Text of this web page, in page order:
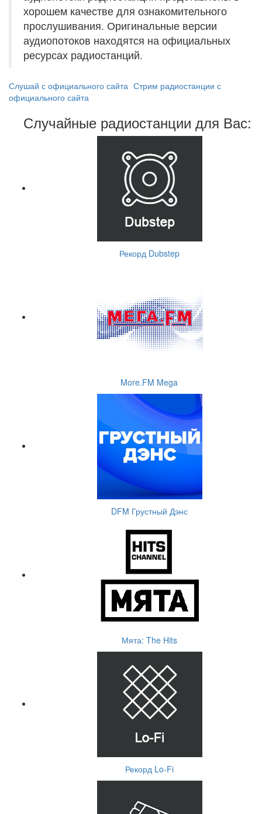
хорошем качестве для ознакомительного
прослушивания. Оригинальные версии
аудиопотоков находятся на официальных
ресурсах радиостанций.
Слушай с официального сайта Стрим радиостанции с
официального сайта
Случайные радиостанции для Вас:
Рекорд Dubstep
More.FM Mega
DFM Грустный Дэнс
Мята: The Hits
Рекорд Lo-Fi